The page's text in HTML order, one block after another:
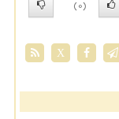
(0)
X